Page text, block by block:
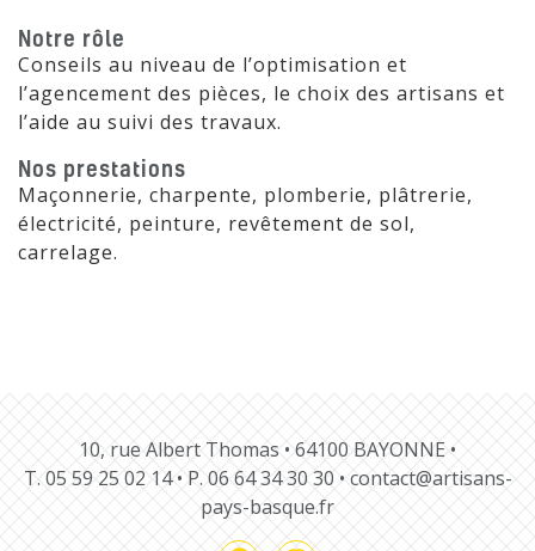
Notre rôle
Conseils au niveau de l’optimisation et
l’agencement des pièces, le choix des artisans et
l’aide au suivi des travaux.
Nos prestations
Maçonnerie, charpente, plomberie, plâtrerie,
électricité, peinture, revêtement de sol,
carrelage.
10, rue Albert Thomas • 64100 BAYONNE •
T. 05 59 25 02 14• P. 06 64 34 30 30 • contact@artisans-
pays-basque.fr